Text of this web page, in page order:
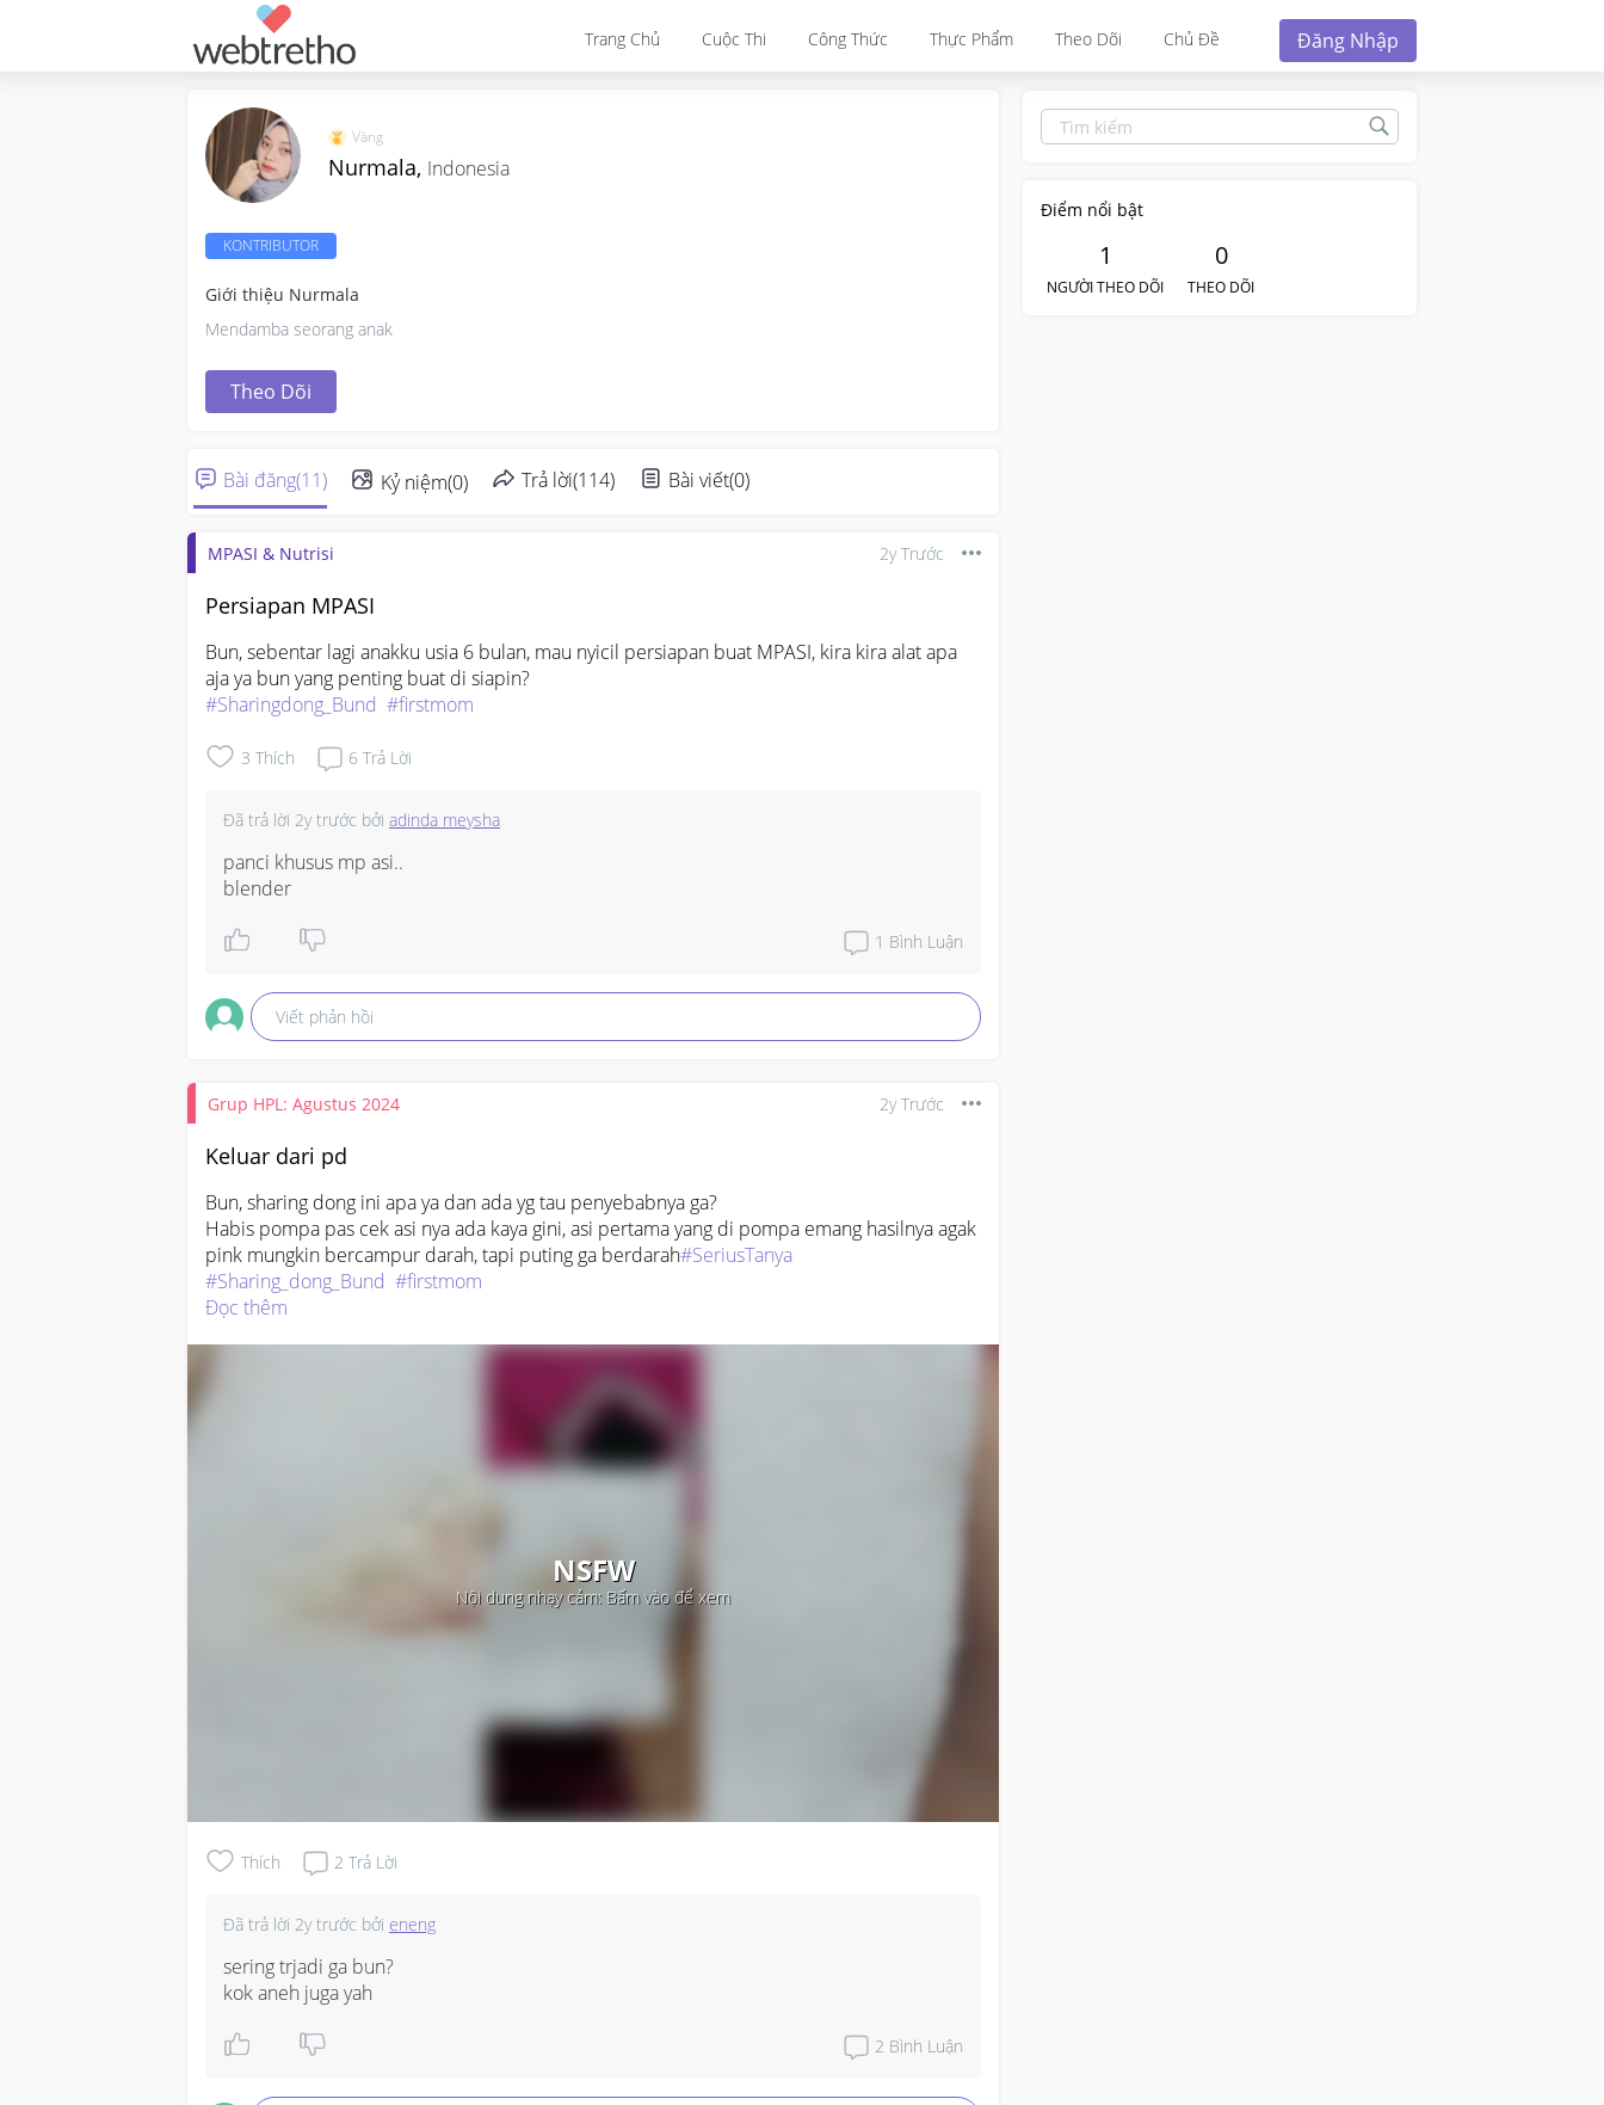
Trang Chủ Cuộc Thi Công Thức Thực Phẩm Theo Dõi Chủ Đề Đăng Nhập
Vàng
Nurmala, Indonesia
KONTRIBUTOR
Giới thiệu Nurmala
Mendamba seorang anak
Theo Dõi
Bài đăng(11) Kỷ niệm(0) Trả lời(114) Bài viết(0)
MPASI & Nutrisi 2y Trước
Persiapan MPASI
Bun, sebentar lagi anakku usia 6 bulan, mau nyicil persiapan buat MPASI, kira kira alat apa
#Sharingdong_Bund #firstmom
3 Thích 6 Trả Lời
Đã trả lời 2y trước bởi adinda meysha
panci khusus mp asi..
blender
1 Bình Luận
Viết phản hồi
Grup HPL: Agustus 2024 2y Trước
Keluar dari pd
Bun, sharing dong ini apa ya dan ada yg tau penyebabnya ga?
Habis pompa pas cek asi nya ada kaya gini, asi pertama yang di pompa emang hasilnya agak
pink mungkin bercampur darah, tapi puting ga berdarah#SeriusTanya
#Sharing_dong_Bund #firstmom
Đọc thêm
NSFW
Nội dung nhạy cảm: Bấm vào để xem
Thích 2 Trả Lời
Đã trả lời 2y trước bởi eneng
sering trjadi ga bun?
kok aneh juga yah
2 Bình Luận
Điểm nổi bật
1
NGƯỜI THEO DÕI
0
THEO DÕI